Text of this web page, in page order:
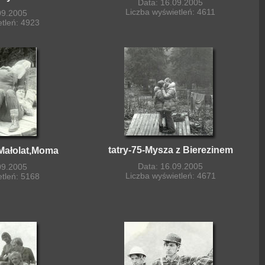
4923
Data: 16.09.2005
Liczba wyświetleń: 4611
5168
tatry-75-Mysza z Bierezinem
Data: 16.09.2005
Liczba wyświetleń: 4671